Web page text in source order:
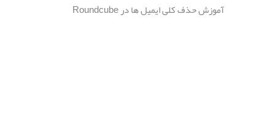
آموزش حذف کلی ایمیل ها در Roundcube